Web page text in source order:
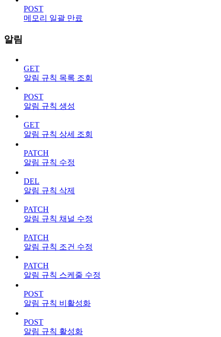
POST
메모리 일괄 만료
알림
GET
알림 규칙 목록 조회
POST
알림 규칙 생성
GET
알림 규칙 상세 조회
PATCH
알림 규칙 수정
DEL
알림 규칙 삭제
PATCH
알림 규칙 채널 수정
PATCH
알림 규칙 조건 수정
PATCH
알림 규칙 스케줄 수정
POST
알림 규칙 비활성화
POST
알림 규칙 활성화